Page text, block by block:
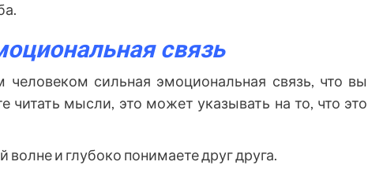
связь
человеком сильная эмоциональная связь, что вы
читать мысли, это может указывать на то, что это
волне и глубоко понимаете друг друга.